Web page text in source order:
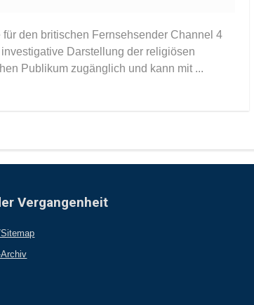
den britischen Fernsehsender Channel 4
Darstellung der religiösen
Publikum zugänglich und kann mit ...
Vergangenheit